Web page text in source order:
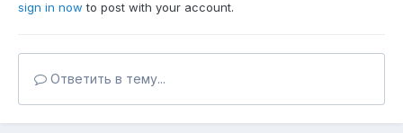
sign in now to post with your account.
Ответить в тему...